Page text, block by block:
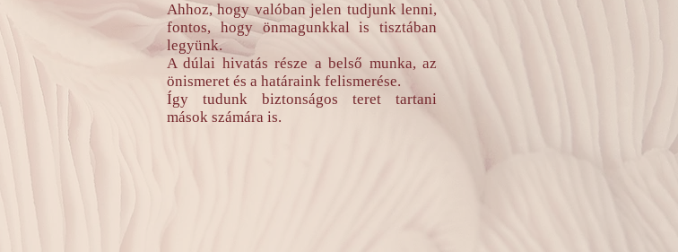
Ahhoz, hogy valóban jelen tudjunk lenni,
fontos, hogy önmagunkkal is tisztában
legyünk.
A dúlai hivatás része a belső munka, az
önismeret és a határaink felismerése.
Így tudunk biztonságos teret tartani
mások számára is.